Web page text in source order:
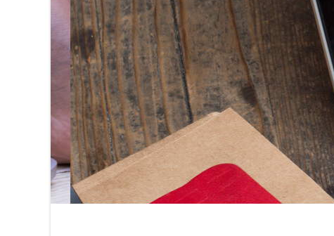
Mobiel responsive is de term van 2015, is uw
markt?
Meer info